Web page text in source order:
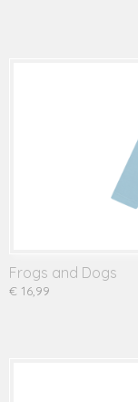
Frogs and Dogs
€ 16,99